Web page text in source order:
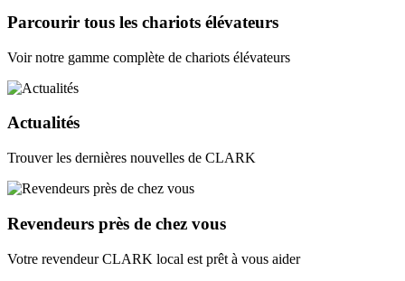
Parcourir tous les chariots élévateurs
Voir notre gamme complète de chariots élévateurs
Actualités
Trouver les dernières nouvelles de CLARK
Revendeurs près de chez vous
Votre revendeur CLARK local est prêt à vous aider